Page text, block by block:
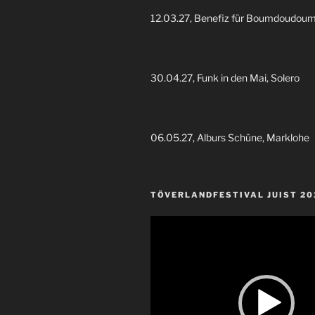
12.03.27, Benefiz für
30.04.27, Funk in den Mai, Solero
06.05.27, Alburs Schüne, Marklohe
TÖVERLANDFESTIVAL JUIST